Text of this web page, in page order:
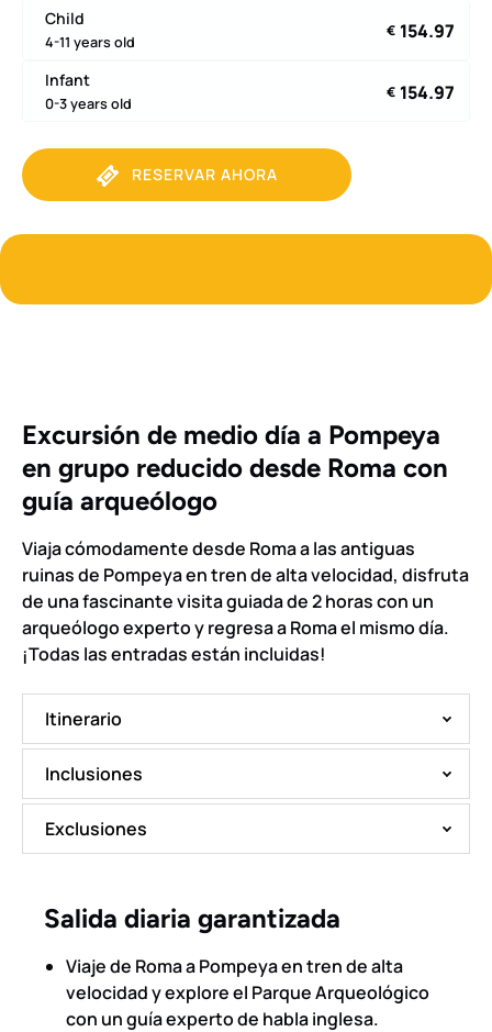
Child
4-11 years old
€ 154.97
Infant
0-3 years old
€ 154.97
RESERVAR AHORA
Excursión de medio día a Pompeya
en grupo reducido desde Roma con
guía arqueólogo
Viaja cómodamente desde Roma a las antiguas
ruinas de Pompeya en tren de alta velocidad, disfruta
de una fascinante visita guiada de 2 horas con un
arqueólogo experto y regresa a Roma el mismo día.
¡Todas las entradas están incluidas!
Itinerario
Inclusiones
Exclusiones
Salida diaria garantizada
Viaje de Roma a Pompeya en tren de alta
velocidad y explore el Parque Arqueológico
con un guía experto de habla inglesa.